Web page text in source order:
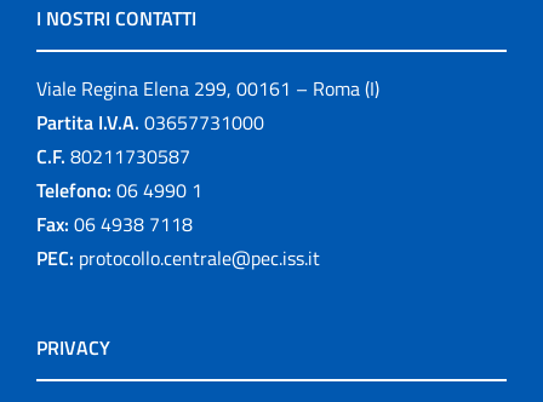
I NOSTRI CONTATTI
Viale Regina Elena 299, 00161 – Roma (I)
Partita I.V.A. 03657731000
C.F. 80211730587
Telefono: 06 4990 1
Fax: 06 4938 7118
PEC: protocollo.centrale@pec.iss.it
PRIVACY